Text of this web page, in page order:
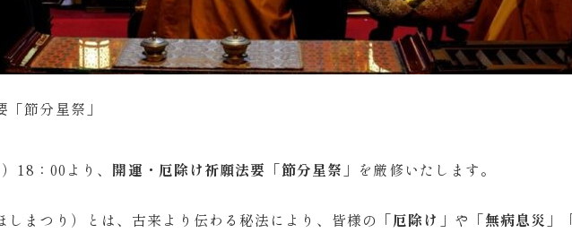
節分星祭」
18：00より、 開運・厄除け祈願法要「節分星祭」 を厳修いたします。
しまつり）とは、古来より伝わる秘法により、皆様の 「厄除け」 や 「無病息災」